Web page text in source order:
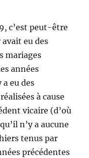
c’est peut-être
eu des
mariages
années
eu des
à cause
vicaire (d’où
n’y a aucune
tenus par
précédentes